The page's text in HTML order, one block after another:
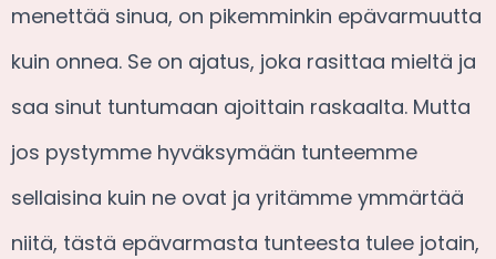
menettää sinua, on pikemminkin epävarmuutta
kuin onnea. Se on ajatus, joka rasittaa mieltä ja
saa sinut tuntumaan ajoittain raskaalta. Mutta
jos pystymme hyväksymään tunteemme
sellaisina kuin ne ovat ja yritämme ymmärtää
niitä, tästä epävarmasta tunteesta tulee jotain,